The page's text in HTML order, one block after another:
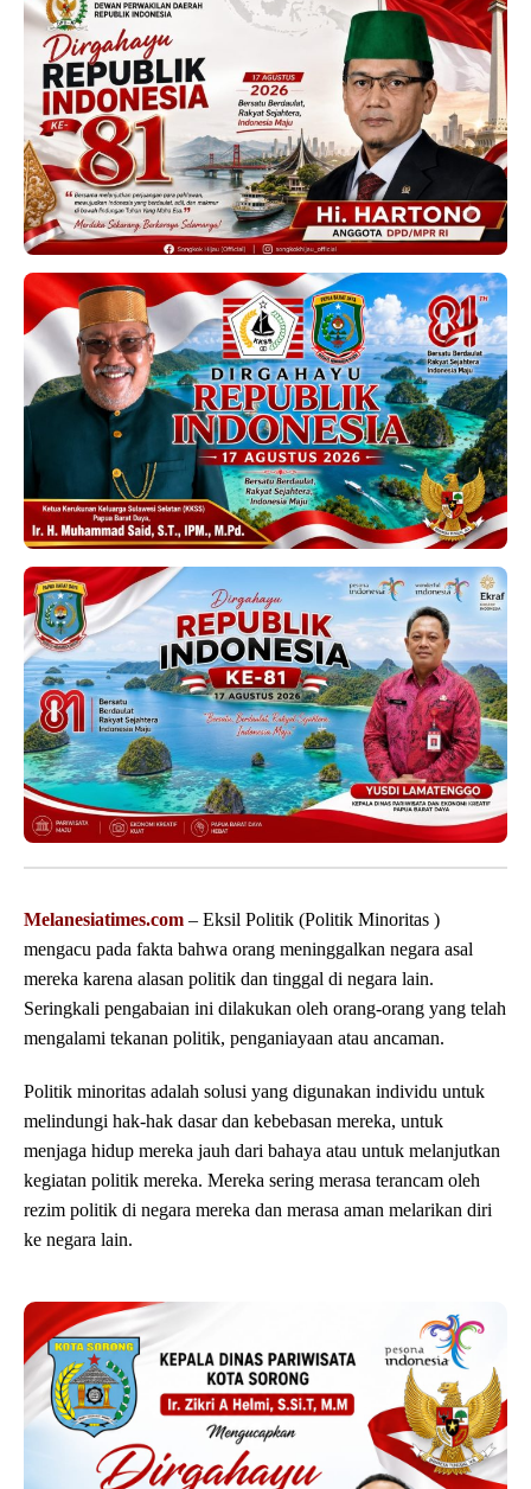
Melanesiatimes.com – Eksil Politik (Politik Minoritas )
mengacu pada fakta bahwa orang meninggalkan negara asal
mereka karena alasan politik dan tinggal di negara lain.
Seringkali pengabaian ini dilakukan oleh orang-orang yang telah
mengalami tekanan politik, penganiayaan atau ancaman.
Politik minoritas adalah solusi yang digunakan individu untuk
melindungi hak-hak dasar dan kebebasan mereka, untuk
menjaga hidup mereka jauh dari bahaya atau untuk melanjutkan
kegiatan politik mereka. Mereka sering merasa terancam oleh
rezim politik di negara mereka dan merasa aman melarikan diri
ke negara lain.